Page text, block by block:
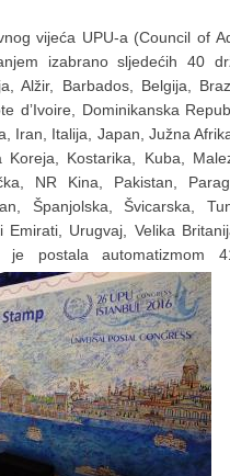
vijeća UPU-a (Council of
izabrano sljedećih 40
Alžir, Barbados, Belgija,
dʼIvoire, Dominikanska
Iran, Italija, Japan, Južna
Koreja, Kostarika, Kuba,
NR Kina, Pakistan,
Španjolska, Švicarska,
Emirati, Urugvaj, Velika
je postala automatizmom